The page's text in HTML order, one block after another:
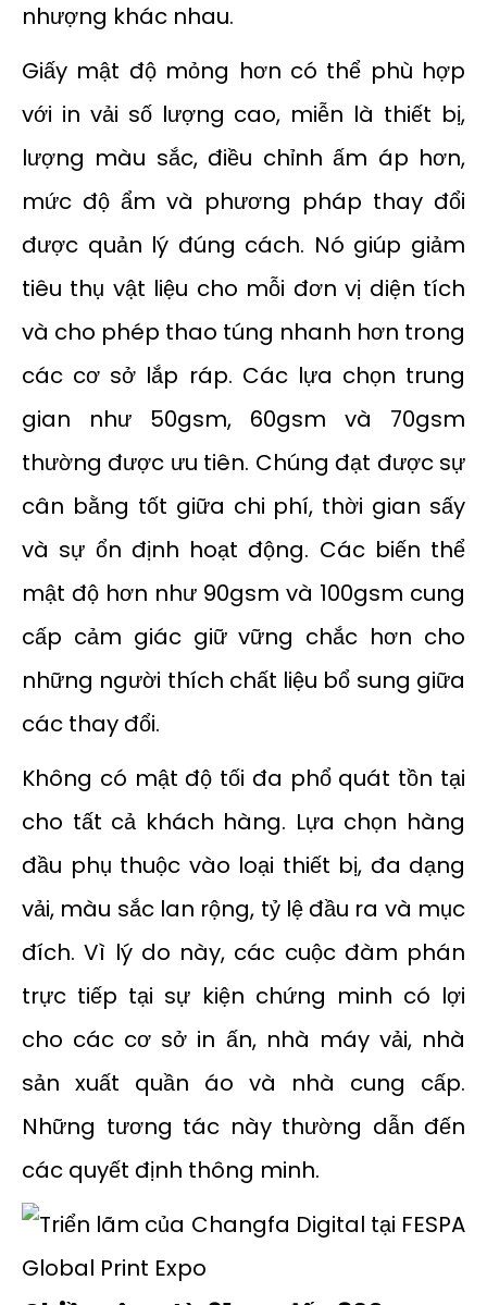
nhượng khác nhau.
Giấy mật độ mỏng hơn có thể phù hợp
với in vải số lượng cao, miễn là thiết bị,
lượng màu sắc, điều chỉnh ấm áp hơn,
mức độ ẩm và phương pháp thay đổi
được quản lý đúng cách. Nó giúp giảm
tiêu thụ vật liệu cho mỗi đơn vị diện tích
và cho phép thao túng nhanh hơn trong
các cơ sở lắp ráp. Các lựa chọn trung
gian như 50gsm, 60gsm và 70gsm
thường được ưu tiên. Chúng đạt được sự
cân bằng tốt giữa chi phí, thời gian sấy
và sự ổn định hoạt động. Các biến thể
mật độ hơn như 90gsm và 100gsm cung
cấp cảm giác giữ vững chắc hơn cho
những người thích chất liệu bổ sung giữa
các thay đổi.
Không có mật độ tối đa phổ quát tồn tại
cho tất cả khách hàng. Lựa chọn hàng
đầu phụ thuộc vào loại thiết bị, đa dạng
vải, màu sắc lan rộng, tỷ lệ đầu ra và mục
đích. Vì lý do này, các cuộc đàm phán
trực tiếp tại sự kiện chứng minh có lợi
cho các cơ sở in ấn, nhà máy vải, nhà
sản xuất quần áo và nhà cung cấp.
Những tương tác này thường dẫn đến
các quyết định thông minh.